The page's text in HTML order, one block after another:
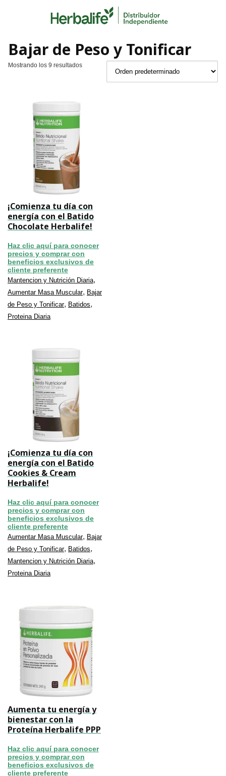
Bajar de Peso y Tonificar
Mostrando los 9 resultados
¡Comienza tu día con
energía con el Batido
Chocolate Herbalife!
Haz clic aquí para conocer
precios y comprar con
beneficios exclusivos de
cliente preferente
Mantencion y Nutrición Diaria,
Aumentar Masa Muscular, Bajar
de Peso y Tonificar, Batidos,
Proteina Diaria
¡Comienza tu día con
energía con el Batido
Cookies & Cream
Herbalife!
Haz clic aquí para conocer
precios y comprar con
beneficios exclusivos de
cliente preferente
Aumentar Masa Muscular, Bajar
de Peso y Tonificar, Batidos,
Mantencion y Nutrición Diaria,
Proteina Diaria
Aumenta tu energía y
bienestar con la
Proteína Herbalife PPP
Haz clic aquí para conocer
precios y comprar con
beneficios exclusivos de
cliente preferente